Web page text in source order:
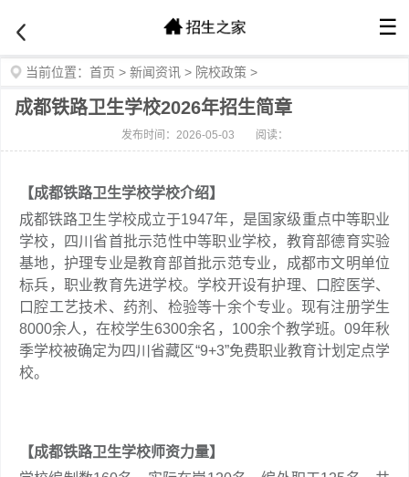
☰
当前位置： 首页 > 新闻资讯 > 院校政策 >
成都铁路卫生学校2026年招生简章
发布时间：2026-05-03 阅读：
【成都铁路卫生学校学校介绍】
成都铁路卫生学校成立于1947年，是国家级重点中等职业
学校，四川省首批示范性中等职业学校，教育部德育实验
基地，护理专业是教育部首批示范专业，成都市文明单位
标兵，职业教育先进学校。学校开设有护理、口腔医学、
口腔工艺技术、药剂、检验等十余个专业。现有注册学生
8000余人，在校学生6300余名，100余个教学班。09年秋
季学校被确定为四川省藏区“9+3”免费职业教育计划定点学
校。
【成都铁路卫生学校师资力量】